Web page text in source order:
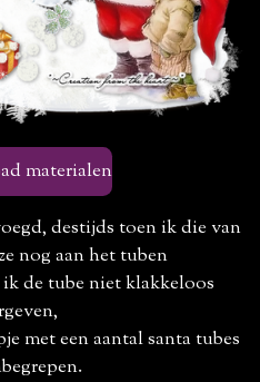
materialen
destijds toen ik die van
nog aan het tuben
de tube niet klakkeloos
met een aantal santa tubes